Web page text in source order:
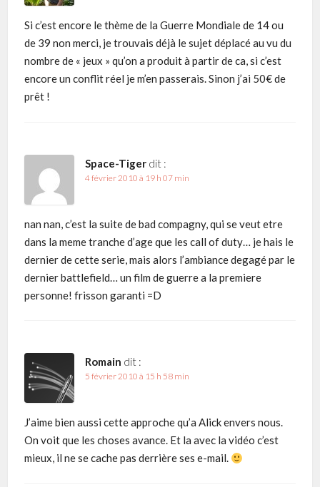
Si c’est encore le thème de la Guerre Mondiale de 14 ou
de 39 non merci, je trouvais déjà le sujet déplacé au vu du
nombre de « jeux » qu’on a produit à partir de ca, si c’est
encore un conflit réel je m’en passerais. Sinon j’ai 50€ de
prêt !
Space-Tiger dit :
4 février 2010 à 19 h 07 min
nan nan, c’est la suite de bad compagny, qui se veut etre
dans la meme tranche d’age que les call of duty… je hais le
dernier de cette serie, mais alors l’ambiance degagé par le
dernier battlefield… un film de guerre a la premiere
personne! frisson garanti =D
Romain dit :
5 février 2010 à 15 h 58 min
J’aime bien aussi cette approche qu’a Alick envers nous.
On voit que les choses avance. Et la avec la vidéo c’est
mieux, il ne se cache pas derrière ses e-mail.